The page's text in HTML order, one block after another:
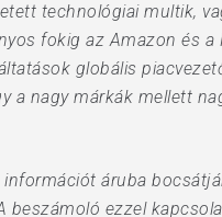
technológiai multik,
fokig az Amazon és
globális
nagy márkák mellett
áruba
ezzel